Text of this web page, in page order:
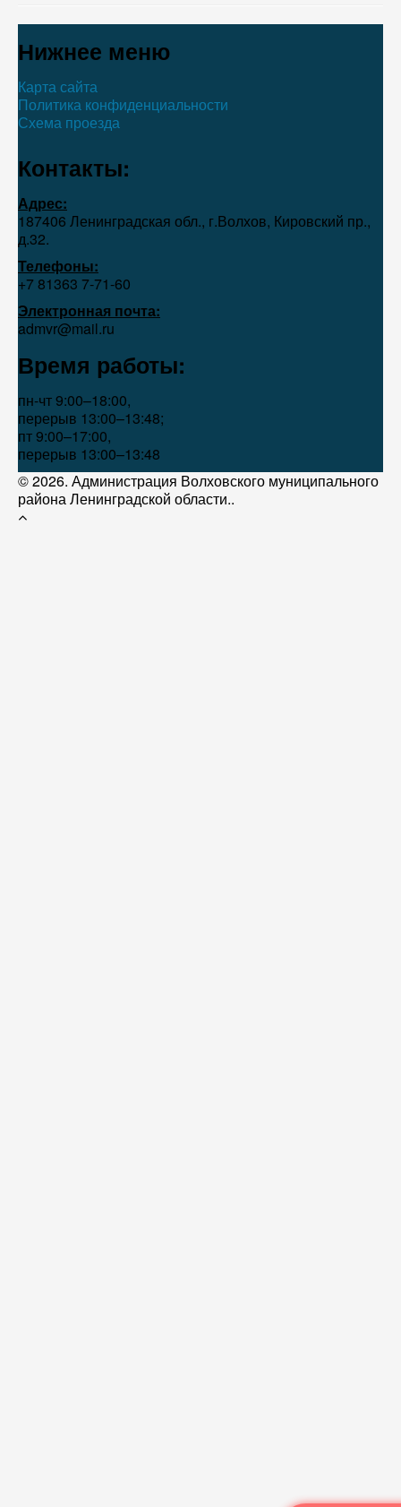
Нижнее меню
Карта сайта
Политика конфиденциальности
Схема проезда
Контакты:
Адрес:
187406 Ленинградская обл., г.Волхов, Кировский пр.,
д.32.
Телефоны:
+7 81363 7‑71-60
Электронная почта:
admvr@mail.ru
Время работы:
пн-чт 9:00–18:00,
перерыв 13:00–13:48;
пт 9:00–17:00,
перерыв 13:00–13:48
© 2026. Администрация Волховского муниципального
района Ленинградской области..